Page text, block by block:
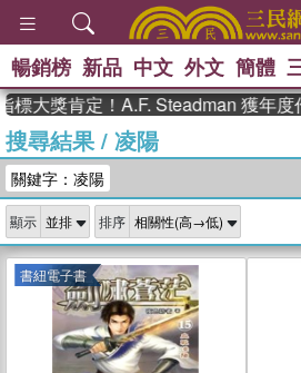
、 The
獎 臺灣漫
登輝時代
偉大的迷走
暢銷榜 新品 中文 外文 簡體
肯定！A.F. Steadman 獲年度作家
搜尋結果/ 凌陽
關鍵字：凌陽
顯示 排序
書紐電子書